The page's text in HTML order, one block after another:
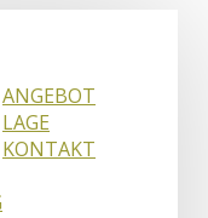
ANGEBOT
LAGE
KONTAKT